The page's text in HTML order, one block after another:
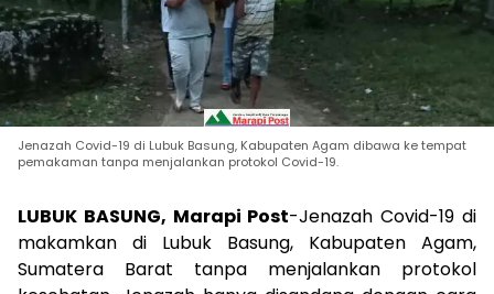
Jenazah Covid-19 di Lubuk Basung, Kabupaten Agam dibawa ke tempat
pemakaman tanpa menjalankan protokol Covid-19.
LUBUK BASUNG, Marapi Post-Jenazah Covid-19 di
makamkan di Lubuk Basung, Kabupaten Agam,
Sumatera Barat tanpa menjalankan protokol